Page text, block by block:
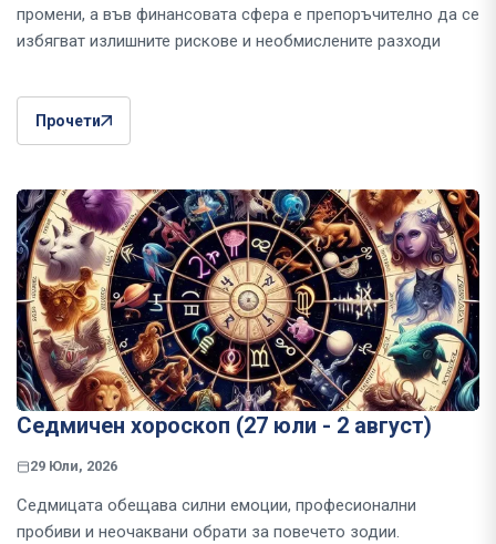
промени, а във финансовата сфера е препоръчително да се
избягват излишните рискове и необмислените разходи
Прочети
Седмичен хороскоп (27 юли - 2 август)
29 Юли, 2026
Седмицата обещава силни емоции, професионални
пробиви и неочаквани обрати за повечето зодии.